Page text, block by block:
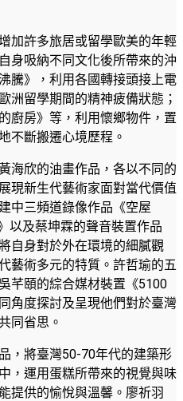
加許多旅居或留學歐美的年輕
身吸納不同文化後所帶來的沖
騰》，利用各國轉接頭接上電
洲留學期間的精神疲備狀態；
廚房》等，利用懷鄉物件，置
不斷搬遷心境歷程。
海欣的油畫作品，各以不同的
現新生代藝術家面對當代價值
中三頻道錄像作品《空屋
以及蔡坤霖的聲音裝置作品
自身對於外在環境的細膩觀
藝術多元的特質。許哲瑜的五
芊頤的綜合媒材裝置《5100
角度探討及呈現他們對於臺灣
同省思。
，將臺灣50-70年代的建築形
，運用蛋糕所帶來的視覺與味
提供的愉悅與溫馨。廖祈羽